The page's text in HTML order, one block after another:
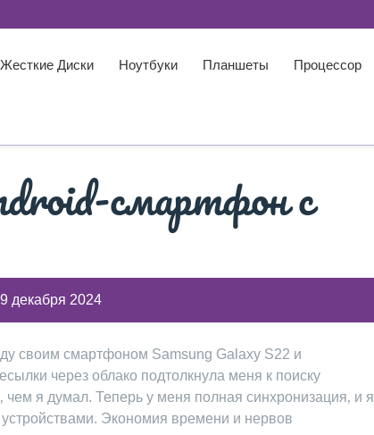
Жесткие Диски Ноутбуки Планшеты Процессор
смартфон с
9 декабря 2024
своим смартфоном Samsung Galaxy S22 и
через облако подтолкнула меня к поиску
я думал. Теперь у меня полная синхронизация‚ и я
Экономия времени и нервов